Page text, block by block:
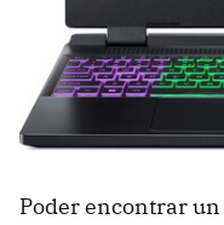
Poder encontrar un